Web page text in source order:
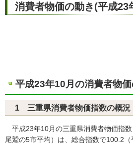
消費者物価の動き(平成23
平成23年10月の消費者物
1 三重県消費者物価指数の概況
平成23年10月の三重県消費者物価指
尾鷲の5市平均）は、総合指数で100.2